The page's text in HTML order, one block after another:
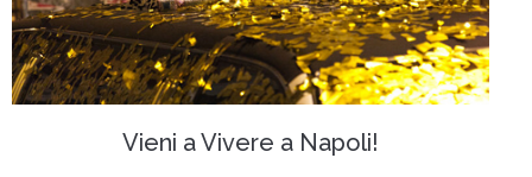
Vieni a Vivere a Napoli!